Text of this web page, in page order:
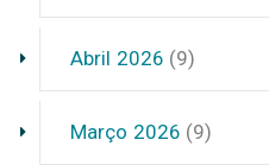
Abril 2026 (9)
Março 2026 (9)